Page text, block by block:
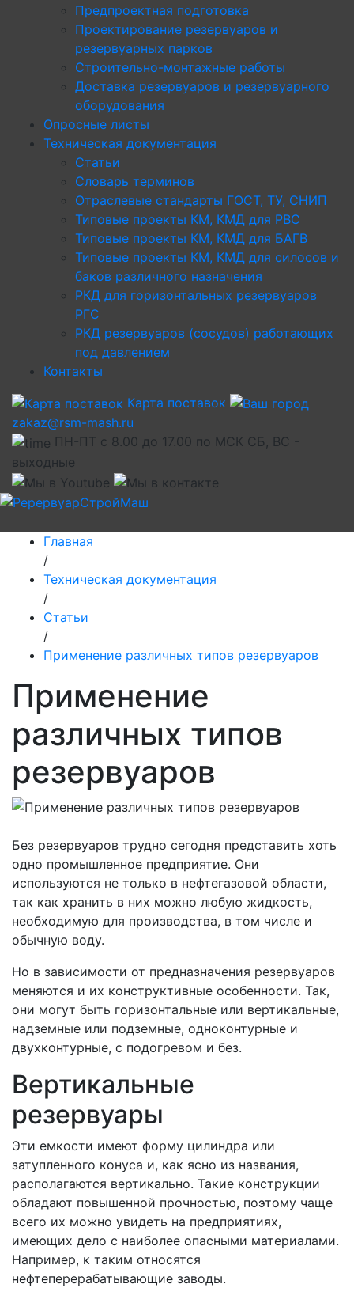
Предпроектная подготовка
Проектирование резервуаров и
резервуарных парков
Строительно-монтажные работы
Доставка резервуаров и резервуарного
оборудования
Опросные листы
Техническая документация
Статьи
Словарь терминов
Отраслевые стандарты ГОСТ, ТУ, СНИП
Типовые проекты КМ, КМД для РВС
Типовые проекты КМ, КМД для БАГВ
Типовые проекты КМ, КМД для силосов и
баков различного назначения
РКД для горизонтальных резервуаров
РГС
РКД резервуаров (сосудов) работающих
под давлением
Контакты
Карта поставок
zakaz@rsm-mash.ru
ПН-ПТ с 8.00 до 17.00 по МСК СБ, ВС -
выходные
Главная
/
Техническая документация
/
Статьи
/
Применение различных типов резервуаров
Применение
различных типов
резервуаров
Без резервуаров трудно сегодня представить хоть
одно промышленное предприятие. Они
используются не только в нефтегазовой области,
так как хранить в них можно любую жидкость,
необходимую для производства, в том числе и
обычную воду.
Но в зависимости от предназначения резервуаров
меняются и их конструктивные особенности. Так,
они могут быть горизонтальные или вертикальные,
надземные или подземные, одноконтурные и
двухконтурные, с подогревом и без.
Вертикальные
резервуары
Эти емкости имеют форму цилиндра или
затупленного конуса и, как ясно из названия,
располагаются вертикально. Такие конструкции
обладают повышенной прочностью, поэтому чаще
всего их можно увидеть на предприятиях,
имеющих дело с наиболее опасными материалами.
Например, к таким относятся
нефтеперерабатывающие заводы.